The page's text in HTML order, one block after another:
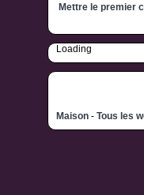
Mettre le premier
Loading
Maison - Tous les